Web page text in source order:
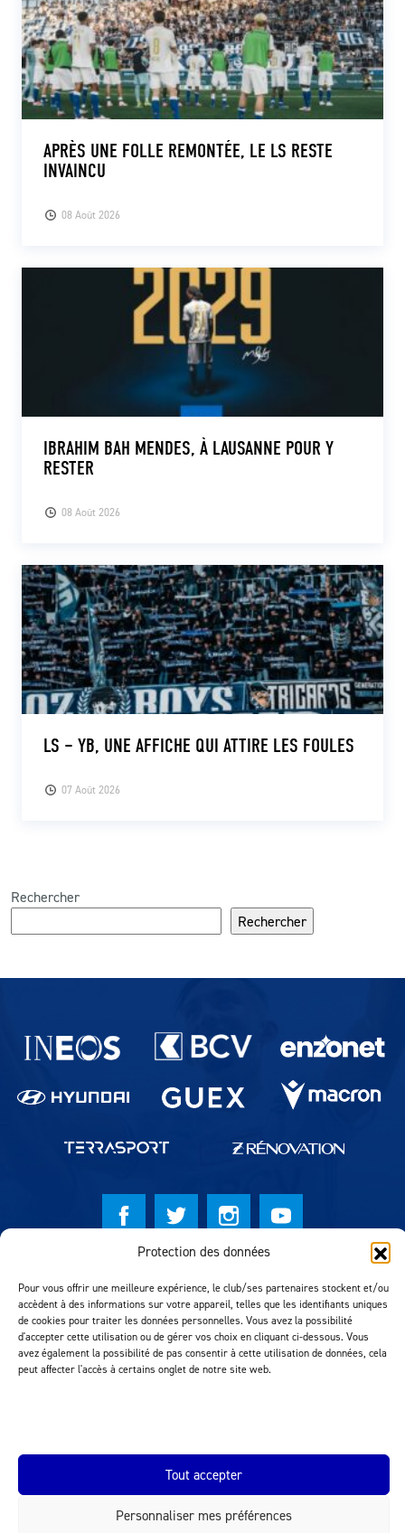
Protection des données
Pour vous offrir une meilleure expérience, le club/ses partenaires stockent et/ou
accèdent à des informations sur votre appareil, telles que les identifiants uniques
de cookies pour traiter les données personnelles. Vous avez la possibilité
d'accepter cette utilisation ou de gérer vos choix en cliquant ci-dessous. Vous
avez également la possibilité de pas consentir à cette utilisation de données, cela
peut affecter l'accès à certains onglet de notre site web.
Tout accepter
Personnaliser mes préférences
08 Août 2026
APRÈS UNE FOLLE REMONTÉE, LE LS RESTE
INVAINCU
08 Août 2026
IBRAHIM BAH MENDES, À LAUSANNE POUR Y
RESTER
07 Août 2026
LS – YB, UNE AFFICHE QUI ATTIRE LES FOULES
Rechercher
Rechercher
Partenaires du lausanne-Sport
Réalisation MTM Agency